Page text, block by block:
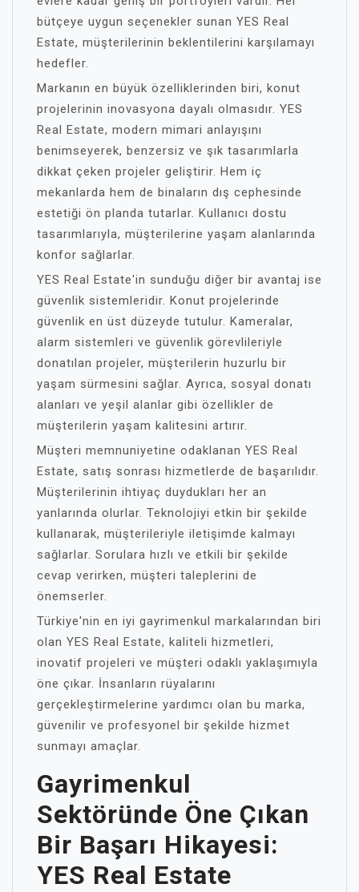
bütçeye uygun seçenekler sunan YES Real
Estate, müşterilerinin beklentilerini karşılamayı
hedefler.
Markanın en büyük özelliklerinden biri, konut
projelerinin inovasyona dayalı olmasıdır. YES
Real Estate, modern mimari anlayışını
benimseyerek, benzersiz ve şık tasarımlarla
dikkat çeken projeler geliştirir. Hem iç
mekanlarda hem de binaların dış cephesinde
estetiği ön planda tutarlar. Kullanıcı dostu
tasarımlarıyla, müşterilerine yaşam alanlarında
konfor sağlarlar.
YES Real Estate'in sunduğu diğer bir avantaj ise
güvenlik sistemleridir. Konut projelerinde
güvenlik en üst düzeyde tutulur. Kameralar,
alarm sistemleri ve güvenlik görevlileriyle
donatılan projeler, müşterilerin huzurlu bir
yaşam sürmesini sağlar. Ayrıca, sosyal donatı
alanları ve yeşil alanlar gibi özellikler de
müşterilerin yaşam kalitesini artırır.
Müşteri memnuniyetine odaklanan YES Real
Estate, satış sonrası hizmetlerde de başarılıdır.
Müşterilerinin ihtiyaç duydukları her an
yanlarında olurlar. Teknolojiyi etkin bir şekilde
kullanarak, müşterileriyle iletişimde kalmayı
sağlarlar. Sorulara hızlı ve etkili bir şekilde
cevap verirken, müşteri taleplerini de
önemserler.
Türkiye'nin en iyi gayrimenkul markalarından biri
olan YES Real Estate, kaliteli hizmetleri,
inovatif projeleri ve müşteri odaklı yaklaşımıyla
öne çıkar. İnsanların rüyalarını
gerçekleştirmelerine yardımcı olan bu marka,
güvenilir ve profesyonel bir şekilde hizmet
sunmayı amaçlar.
Gayrimenkul
Sektöründe Öne Çıkan
Bir Başarı Hikayesi:
YES Real Estate